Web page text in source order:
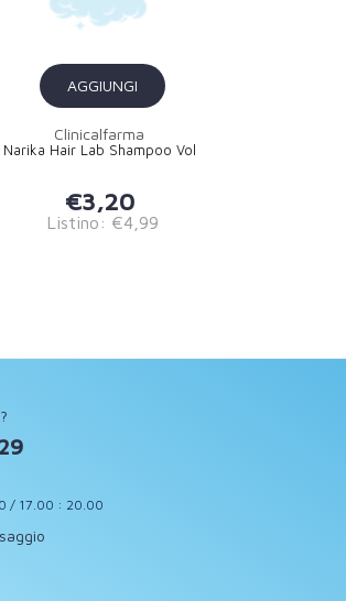
AGGIUNGI
Clinicalfarma
Narika Hair Lab Shampoo Vol
€3,20
Listino: €4,99
/ 17.00 : 20.00